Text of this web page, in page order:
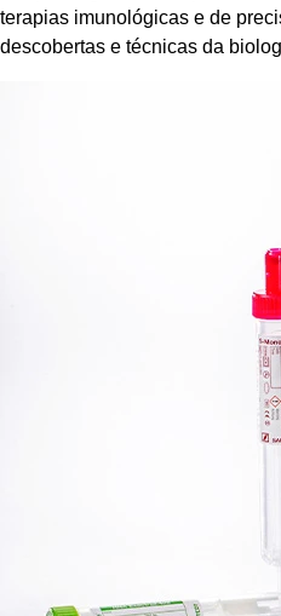
terapias imunológicas e de
descobertas e técnicas da